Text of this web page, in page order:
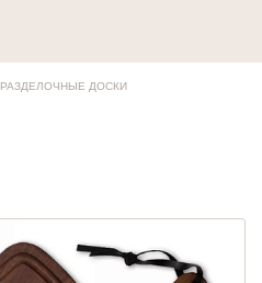
РАЗДЕЛОЧНЫЕ ДОСКИ